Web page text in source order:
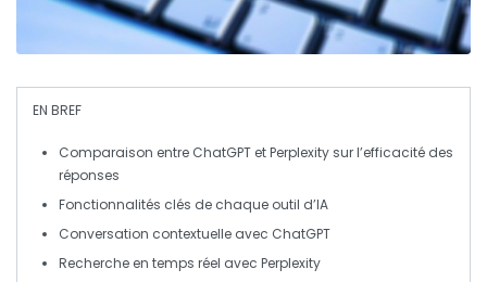
EN BREF
Comparaison entre ChatGPT etPerplexity sur l’efficacité des
réponses
Fonctionnalités clés de chaque outil d’IA
Conversation contextuelle avec ChatGPT
Recherche en temps réel avec Perplexity